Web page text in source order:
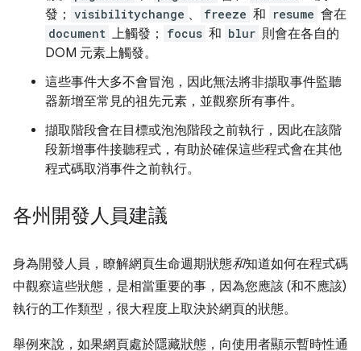
發； visibilitychange 、 freeze 和 resume 會在
document 上觸發； focus 和 blur 則會在各自的
DOM 元素上觸發。
這些事件大多不會冒泡，因此無法將非擷取事件監聽
器新增至常見的祖先元素，並觀察所有事件。
擷取階段會在目標或泡泡階段之前執行，因此在該階
段新增事件接聽程式，有助於確保這些程式會在其他
程式碼取消事件之前執行。
各州開發人員建議
身為開發人員，瞭解網頁生命週期狀態和知道如何在程式碼
中觀察這些狀態，是相當重要的事，因為您應該 (和不應該)
執行的工作類型，很大程度上取決於網頁的狀態。
舉例來說，如果網頁處於隱藏狀態，向使用者顯示暫時性通